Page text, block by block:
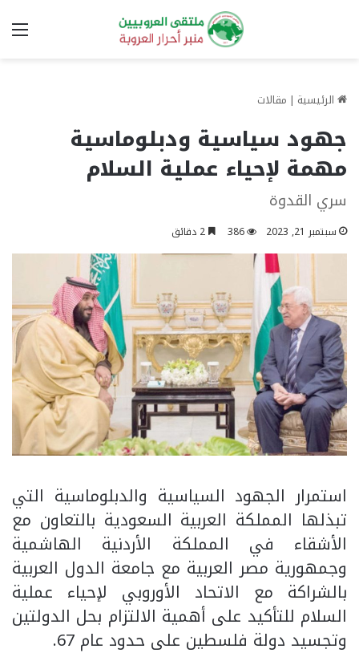
الرئيسية | مقالات
جهود سياسية ودبلوماسية
مهمة لإحياء عملية السلام
سري القدوة
سبتمبر 21, 2023 386
استمرار الجهود السياسية والدبلوماسية التي
تبذلها المملكة العربية السعودية بالتعاون مع
الأشقاء في المملكة الأردنية الهاشمية
وجمهورية مصر العربية مع جامعة الدول العربية
بالشراكة مع الاتحاد الأوروبي لإحياء عملية
السلام للتأكيد على أهمية الالتزام بحل الدولتين
وتجسيد دولة فلسطين على حدود عام 67.